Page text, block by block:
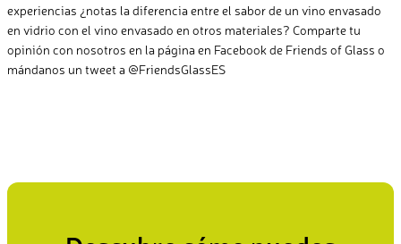
experiencias ¿notas la diferencia entre el sabor de un vino envasado
en vidrio con el vino envasado en otros materiales? Comparte tu
opinión con nosotros en la página en Facebook de Friends of Glass o
mándanos un tweet a @FriendsGlassES